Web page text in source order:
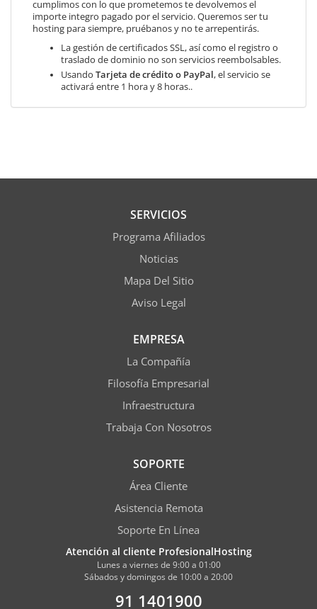
cumplimos con lo que prometemos te devolvemos el
importe integro pagado por el servicio. Queremos ser tu
hosting para siempre, pruébanos y no te arrepentirás.
La gestión de certificados SSL, así como el registro o
traslado de dominio no son servicios reembolsables.
Usando Tarjeta de crédito o PayPal, el servicio se
activará entre 1 hora y 8 horas..
SERVICIOS
Programa Afiliados
Noticias
Mapa Del Sitio
Aviso Legal
EMPRESA
La Compañía
Filosofía Empresarial
Infraestructura
Trabaja Con Nosotros
SOPORTE
Área Cliente
Asistencia Remota
Soporte En Línea
Atención al cliente ProfesionalHosting
Lunes a viernes de 9:00 a 01:00
Sábados y domingos de 10:00 a 20:00
91 1401900